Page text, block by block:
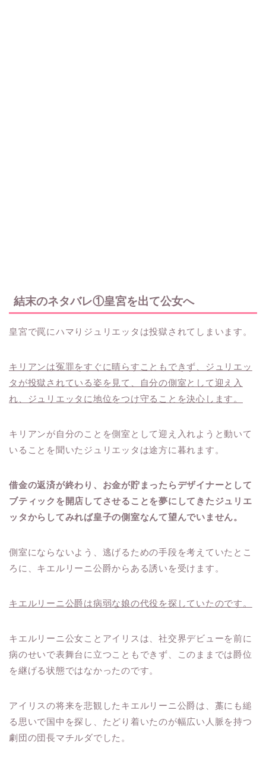
結末のネタバレ①皇宮を出て公女へ
皇宮で罠にハマりジュリエッタは投獄されてしまいます。
キリアンは冤罪をすぐに晴らすこともできず、ジュリエッ
タが投獄されている姿を見て、自分の側室として迎え入
れ、ジュリエッタに地位をつけ守ることを決心します。
キリアンが自分のことを側室として迎え入れようと動いて
いることを聞いたジュリエッタは途方に暮れます。
借金の返済が終わり、お金が貯まったらデザイナーとして
ブティックを開店してさせることを夢にしてきたジュリエ
ッタからしてみれば皇子の側室なんて望んでいません。
側室にならないよう、逃げるための手段を考えていたとこ
ろに、キエルリーニ公爵からある誘いを受けます。
キエルリーニ公爵は病弱な娘の代役を探していたのです。
キエルリーニ公女ことアイリスは、社交界デビューを前に
病のせいで表舞台に立つこともできず、このままでは爵位
を継げる状態ではなかったのです。
アイリスの将来を悲観したキエルリーニ公爵は、藁にも縋
る思いで国中を探し、たどり着いたのが幅広い人脈を持つ
劇団の団長マチルダでした。